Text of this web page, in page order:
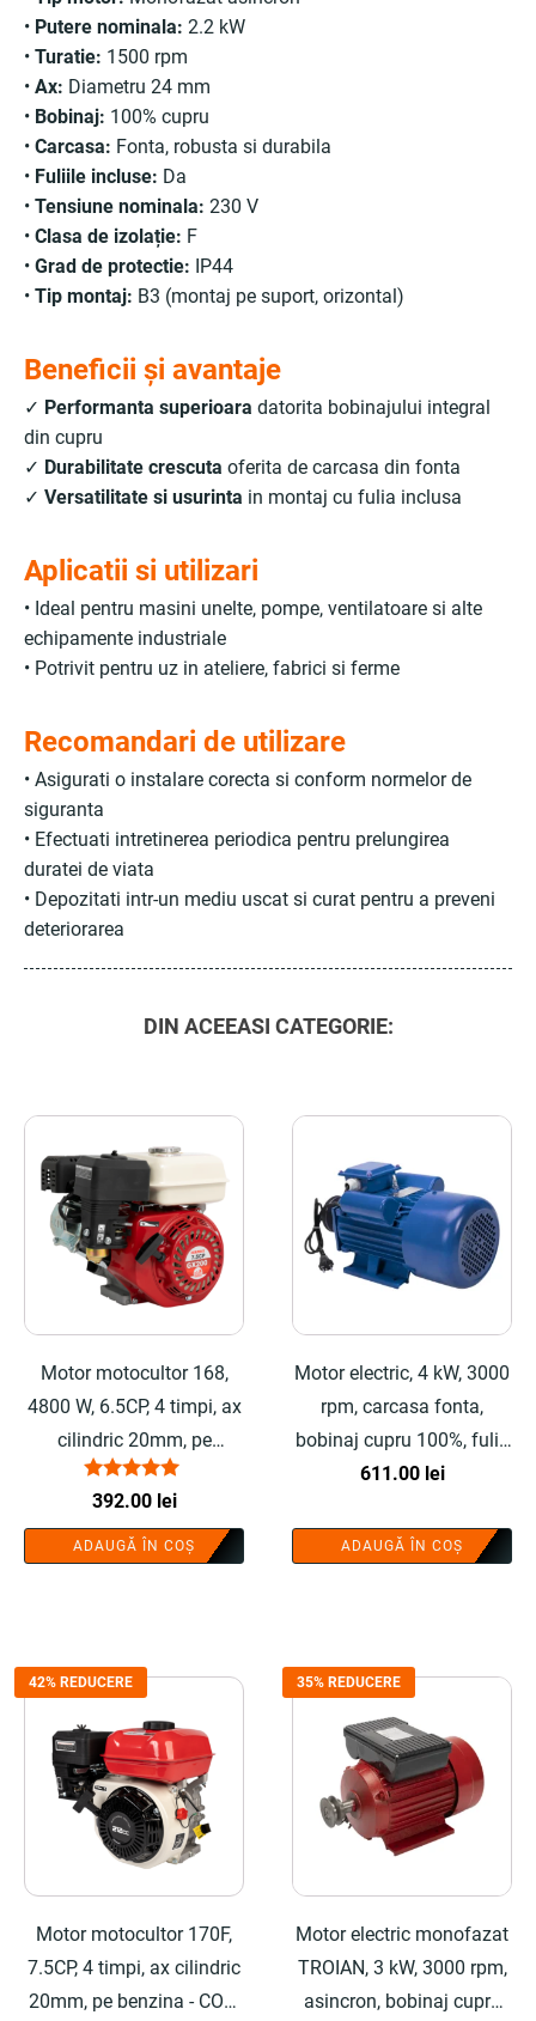
• Putere nominala: 2.2 kW
• Turatie: 1500 rpm
• Ax: Diametru 24 mm
• Bobinaj: 100% cupru
• Carcasa: Fonta, robusta si durabila
• Fuliile incluse: Da
• Tensiune nominala: 230 V
• Clasa de izolație: F
• Grad de protectie: IP44
• Tip montaj: B3 (montaj pe suport, orizontal)
Beneficii și avantaje
✓ Performanta superioara datorita bobinajului integral
din cupru
✓ Durabilitate crescuta oferita de carcasa din fonta
✓ Versatilitate si usurinta in montaj cu fulia inclusa
Aplicatii si utilizari
• Ideal pentru masini unelte, pompe, ventilatoare si alte
echipamente industriale
• Potrivit pentru uz in ateliere, fabrici si ferme
Recomandari de utilizare
• Asigurati o instalare corecta si conform normelor de
siguranta
• Efectuati intretinerea periodica pentru prelungirea
duratei de viata
• Depozitati intr-un mediu uscat si curat pentru a preveni
deteriorarea
DIN ACEEASI CATEGORIE:
Motor motocultor 168,
4800 W, 6.5CP, 4 timpi, ax
cilindric 20mm, pe
benzina - COBI SMART®
Evaluat la
5.00
din 5
392.00 lei
ADAUGĂ ÎN COȘ
Motor electric, 4 kW, 3000
rpm, carcasa fonta,
bobinaj cupru 100%, fulie
90mm inclusa - COBI
611.00 lei
ADAUGĂ ÎN COȘ
42% REDUCERE
Motor motocultor 170F,
7.5CP, 4 timpi, ax cilindric
20mm, pe benzina - COBI
35% REDUCERE
Motor electric monofazat
TROIAN, 3 kW, 3000 rpm,
asincron, bobinaj cupru